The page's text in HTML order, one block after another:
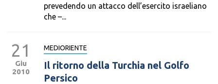
prevedendo un attacco dell’esercito israeliano
che –...
21
Giu
2010
MEDIORIENTE
Il ritorno della Turchia nel Golfo
Persico